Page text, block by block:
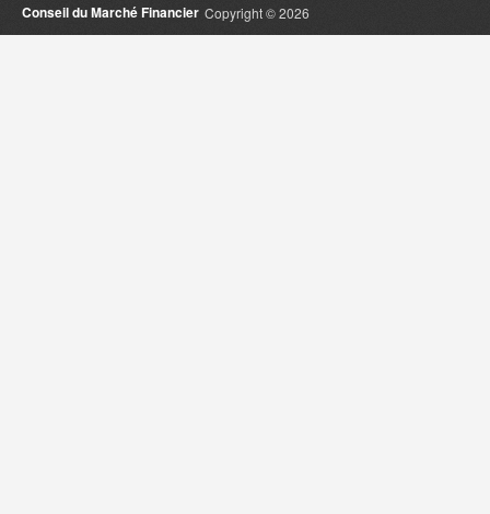
Copyright © 2026
Conseil du Marché Financier